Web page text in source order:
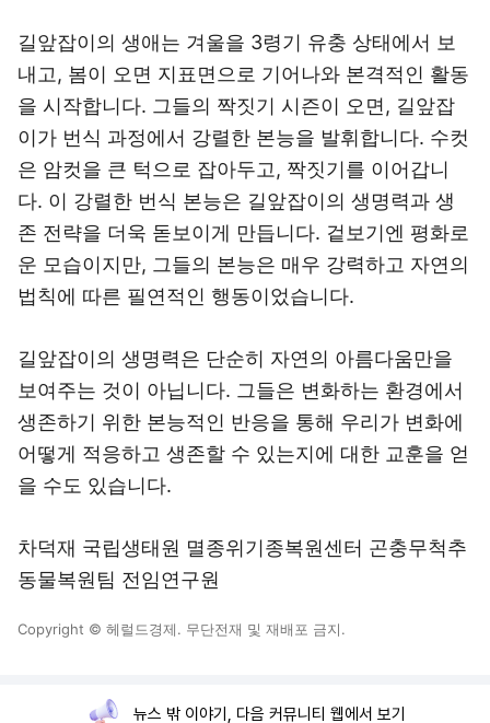
길앞잡이의 생애는 겨울을 3령기 유충 상태에서 보
내고, 봄이 오면 지표면으로 기어나와 본격적인 활동
을 시작합니다. 그들의 짝짓기 시즌이 오면, 길앞잡
이가 번식 과정에서 강렬한 본능을 발휘합니다. 수컷
은 암컷을 큰 턱으로 잡아두고, 짝짓기를 이어갑니
다. 이 강렬한 번식 본능은 길앞잡이의 생명력과 생
존 전략을 더욱 돋보이게 만듭니다. 겉보기엔 평화로
운 모습이지만, 그들의 본능은 매우 강력하고 자연의
법칙에 따른 필연적인 행동이었습니다.
길앞잡이의 생명력은 단순히 자연의 아름다움만을
보여주는 것이 아닙니다. 그들은 변화하는 환경에서
생존하기 위한 본능적인 반응을 통해 우리가 변화에
어떻게 적응하고 생존할 수 있는지에 대한 교훈을 얻
을 수도 있습니다.
차덕재 국립생태원 멸종위기종복원센터 곤충무척추
동물복원팀 전임연구원
Copyright © 헤럴드경제. 무단전재 및 재배포 금지.
뉴스 밖 이야기, 다음 커뮤니티 웹에서 보기